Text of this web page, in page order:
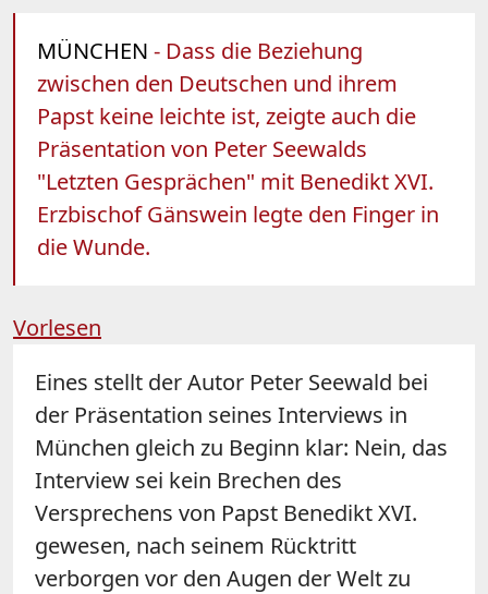
MÜNCHEN - Dass die Beziehung
zwischen den Deutschen und ihrem
Papst keine leichte ist, zeigte auch die
Präsentation von Peter Seewalds
"Letzten Gesprächen" mit Benedikt XVI.
Erzbischof Gänswein legte den Finger in
die Wunde.
Vorlesen
Eines stellt der Autor Peter Seewald bei
der Präsentation seines Interviews in
München gleich zu Beginn klar: Nein, das
Interview sei kein Brechen des
Versprechens von Papst Benedikt XVI.
gewesen, nach seinem Rücktritt
verborgen vor den Augen der Welt zu